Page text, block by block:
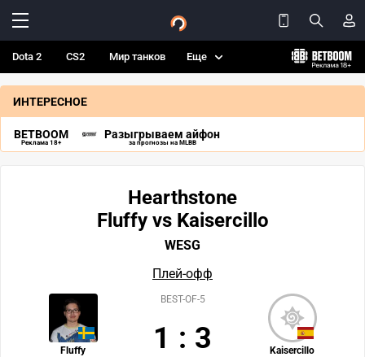
Dota 2 CS2 Мир танков Еще
ИНТЕРЕСНОЕ
BETBOOM
Реклама 18+
Разыгрываем айфон
за прогнозы на MLBB
Hearthstone
Fluffy vs Kaisercillo
WESG
Плей-офф
Fluffy Kaisercillo
BEST-OF-5
1 : 3